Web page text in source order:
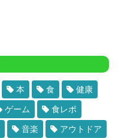
本 食 健康
ゲーム 食レポ
音楽 アウトドア